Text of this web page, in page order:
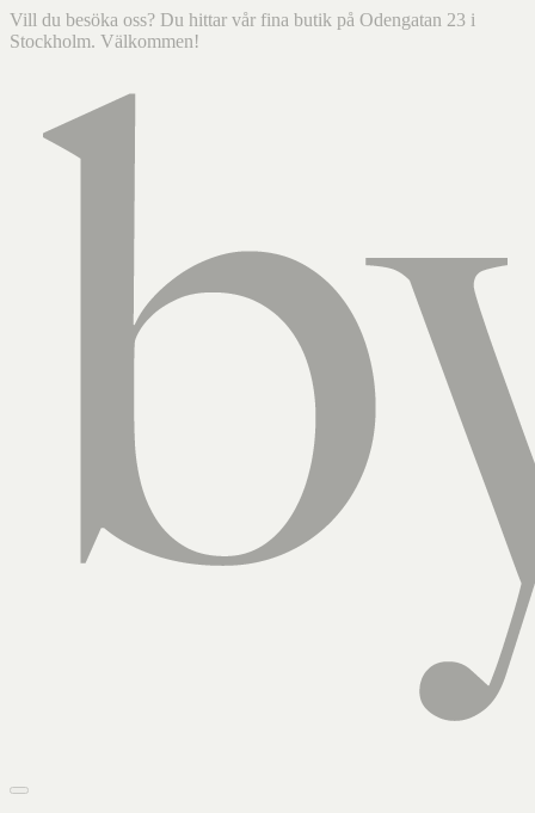
Vill du besöka oss? Du hittar vår fina butik på Odengatan 23 i
Stockholm. Välkommen!